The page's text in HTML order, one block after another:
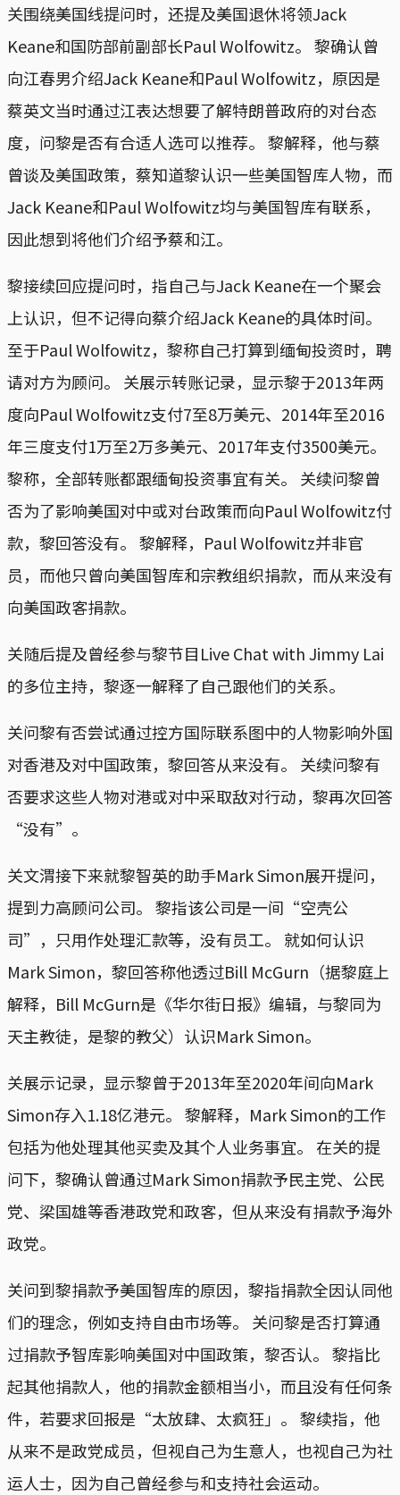
关围绕美国线提问时，还提及美国退休将领Jack
Keane和国防部前副部长Paul Wolfowitz。 黎确认曾
向江春男介绍Jack Keane和Paul Wolfowitz，原因是
蔡英文当时通过江表达想要了解特朗普政府的对台态
度，问黎是否有合适人选可以推荐。 黎解释，他与蔡
曾谈及美国政策，蔡知道黎认识一些美国智库人物，而
Jack Keane和Paul Wolfowitz均与美国智库有联系，
因此想到将他们介绍予蔡和江。
黎接续回应提问时，指自己与Jack Keane在一个聚会
上认识，但不记得向蔡介绍Jack Keane的具体时间。
至于Paul Wolfowitz，黎称自己打算到缅甸投资时，聘
请对方为顾问。 关展示转账记录，显示黎于2013年两
度向Paul Wolfowitz支付7至8万美元、2014年至2016
年三度支付1万至2万多美元、2017年支付3500美元。
黎称，全部转账都跟缅甸投资事宜有关。 关续问黎曾
否为了影响美国对中或对台政策而向Paul Wolfowitz付
款，黎回答没有。 黎解释，Paul Wolfowitz并非官
员，而他只曾向美国智库和宗教组织捐款，而从来没有
向美国政客捐款。
关随后提及曾经参与黎节目Live Chat with Jimmy Lai
的多位主持，黎逐一解释了自己跟他们的关系。
关问黎有否尝试通过控方国际联系图中的人物影响外国
对香港及对中国政策，黎回答从来没有。 关续问黎有
否要求这些人物对港或对中采取敌对行动，黎再次回答
“没有”。
关文渭接下来就黎智英的助手Mark Simon展开提问，
提到力高顾问公司。 黎指该公司是一间“空壳公
司”，只用作处理汇款等，没有员工。 就如何认识
Mark Simon，黎回答称他透过Bill McGurn（据黎庭上
解释，Bill McGurn是《华尔街日报》编辑，与黎同为
天主教徒，是黎的教父）认识Mark Simon。
关展示记录，显示黎曾于2013年至2020年间向Mark
Simon存入1.18亿港元。 黎解释，Mark Simon的工作
包括为他处理其他买卖及其个人业务事宜。 在关的提
问下，黎确认曾通过Mark Simon捐款予民主党、公民
党、梁国雄等香港政党和政客，但从来没有捐款予海外
政党。
关问到黎捐款予美国智库的原因，黎指捐款全因认同他
们的理念，例如支持自由市场等。 关问黎是否打算通
过捐款予智库影响美国对中国政策，黎否认。 黎指比
起其他捐款人，他的捐款金额相当小，而且没有任何条
件，若要求回报是“太放肆、太疯狂」。 黎续指，他
从来不是政党成员，但视自己为生意人，也视自己为社
运人士，因为自己曾经参与和支持社会运动。